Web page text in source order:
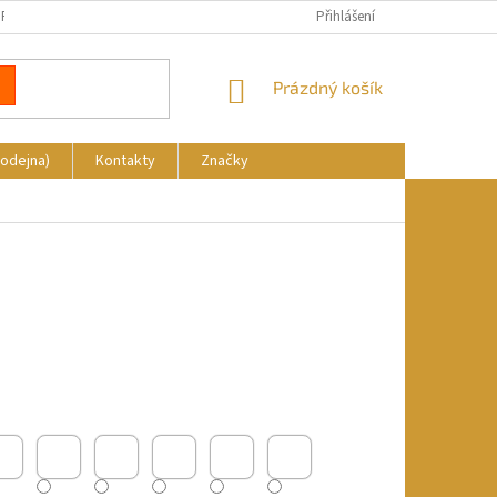
REKLAMACE KDE NÁS NAJDETE
Přihlášení
NÁKUPNÍ
Prázdný košík
Kontakty
Značky